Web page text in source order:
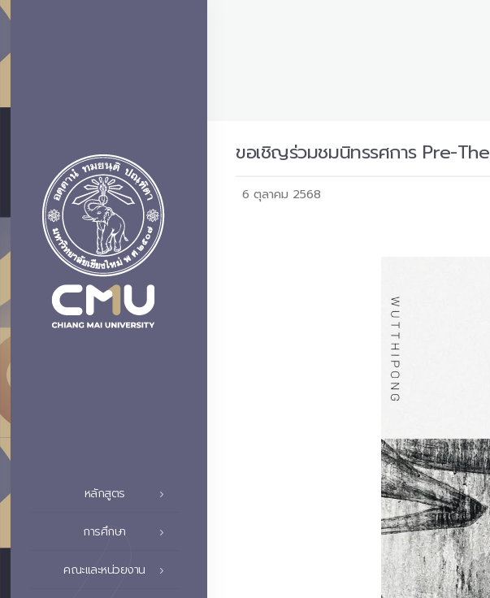
หลักสูตร
การศึกษา
คณะและหน่วยงาน
ขอเชิญร่วมชมนิทรรศการ Pre-
6 ตุลาคม 2568